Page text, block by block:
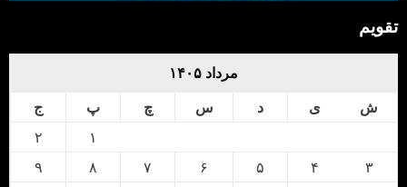
تقویم
مرداد ۱۴۰۵
ش
ی د س چ پ ج
۱
۲
۳
۴ ۵ ۶ ۷ ۸
۹